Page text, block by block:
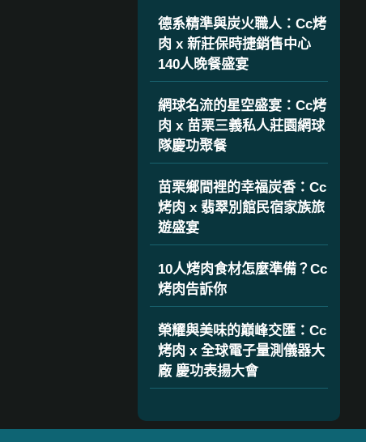
德系精準與炭火職人：Cc烤
肉 x 新莊保時捷銷售中心
140人晚餐盛宴
網球名流的星空盛宴：Cc烤
肉 x 苗栗三義私人莊園網球
隊慶功聚餐
苗栗鄉間裡的幸福炭香：Cc
烤肉 x 翡翠別館民宿家族旅
遊盛宴
10人烤肉食材怎麼準備？Cc
烤肉告訴你
榮耀與美味的巔峰交匯：Cc
烤肉 x 全球電子量測儀器大
廠 慶功表揚大會